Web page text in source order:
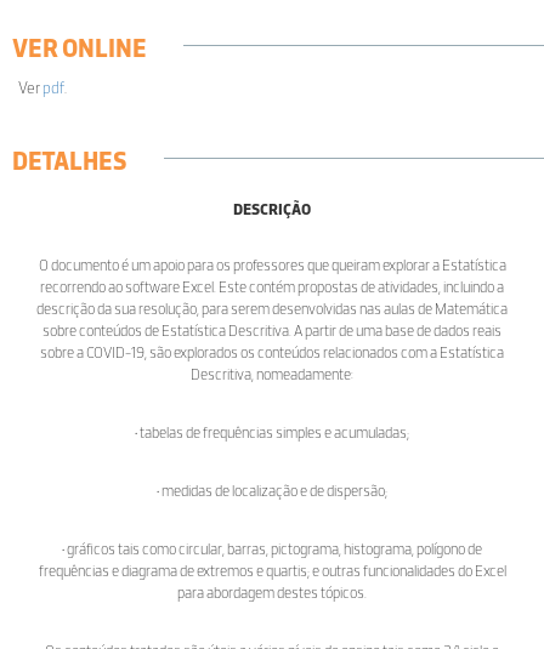
VER ONLINE
Verpdf.
DETALHES
DESCRIÇÃO
O documento é um apoio para os professores que queiram explorar a Estatística
recorrendo ao software Excel. Este contém propostas de atividades, incluindo a
descrição da sua resolução, para serem desenvolvidas nas aulas de Matemática
sobre conteúdos de Estatística Descritiva. A partir de uma base de dados reais
sobre a COVID-19, são explorados os conteúdos relacionados com a Estatística
Descritiva, nomeadamente:
• tabelas de frequências simples e acumuladas;
• medidas de localização e de dispersão;
• gráficos tais como circular, barras, pictograma, histograma, polígono de
frequências e diagrama de extremos e quartis; e outras funcionalidades do Excel
para abordagem destes tópicos.